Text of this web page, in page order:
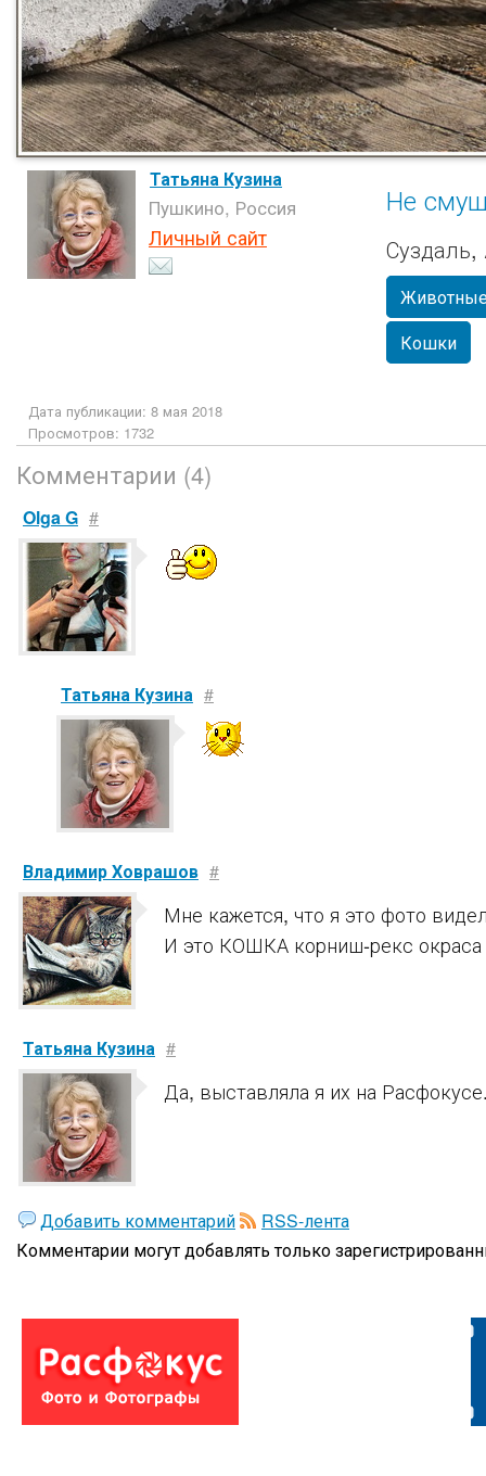
Татьяна Кузина
Пушкино, Россия
Личный сайт
Не
Кошки
Дата публикации: 8 мая 2018
Просмотров: 1732
Комментарии (4)
Olga G #
Татьяна Кузина #
Владимир Ховрашов #
Мне кажется, что я это фото
И это КОШКА корниш-рекс окраса
Татьяна Кузина #
Да, выставляла я их на
Добавить комментарий
RSS-лента
Комментарии могут добавлять только